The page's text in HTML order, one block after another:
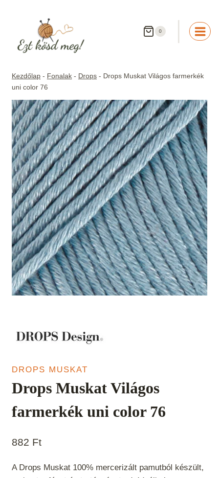
0
Kezdőlap - Fonalak - Drops - Drops Muskat Világos farmerkék
uni color 76
DROPS MUSKAT
Drops Muskat Világos
farmerkék uni color 76
882 Ft
A Drops Muskat 100% mercerizált pamutból készült,